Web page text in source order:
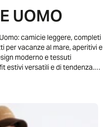
UOMO
camicie leggere, completi
vacanze al mare, aperitivi e
moderno e tessuti
estivi versatili e di tendenza.